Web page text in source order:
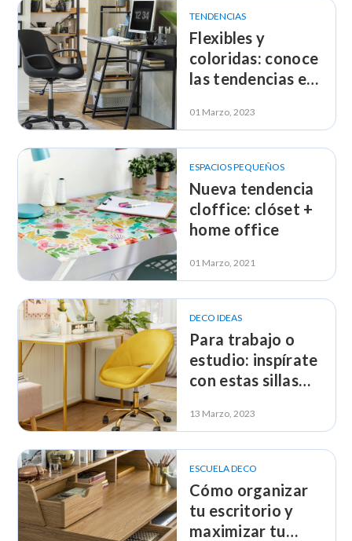
TENDENCIAS
Flexibles y
coloridas: conoce
las tendencias en
01 Marzo, 2023
ESPACIOS PEQUEÑOS
Nueva tendencia
cloffice: clóset +
home office
01 Marzo, 2021
DECO IDEAS
Para trabajo o
estudio: inspírate
con estas sillas
necesidades
13 Marzo, 2023
ESCUELA DECO
Cómo organizar
tu escritorio y
maximizar tu